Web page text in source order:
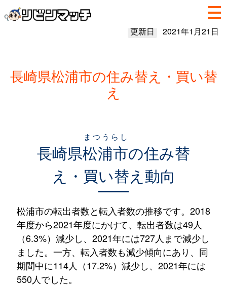
更新日 2021年1月21日
長崎県松浦市の住み替え・買い替
え
長崎県松浦市
まつうらし
の住み替
え・買い替え動向
松浦市の転出者数と転入者数の推移です。2018
年度から2021年度にかけて、転出者数は49人
（6.3%）減少し、2021年には727人まで減少し
ました。一方、転入者数も減少傾向にあり、同
期間中に114人（17.2%）減少し、2021年には
550人でした。